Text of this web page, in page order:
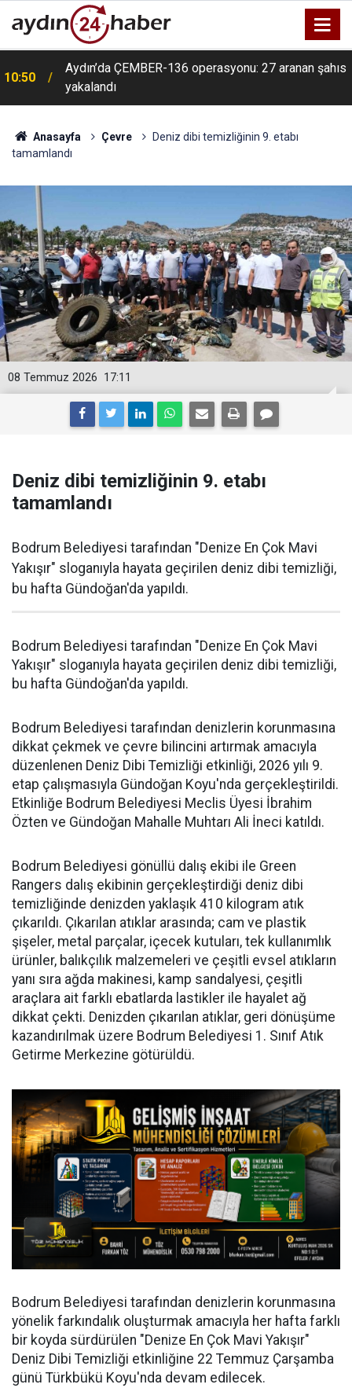
10:50
Aydın’da ÇEMBER-136 operasyonu: 27 aranan şahıs
yakalandı
Anasayfa Çevre
Deniz dibi temizliğinin 9. etabı
tamamlandı
17:11
08 Temmuz 2026
Deniz dibi temizliğinin 9. etabı
tamamlandı
Bodrum Belediyesi tarafından "Denize En Çok Mavi
Yakışır" sloganıyla hayata geçirilen deniz dibi temizliği,
bu hafta Gündoğan'da yapıldı.
Bodrum Belediyesi tarafından "Denize En Çok Mavi
Yakışır" sloganıyla hayata geçirilen deniz dibi temizliği,
bu hafta Gündoğan'da yapıldı.
Bodrum Belediyesi tarafından denizlerin korunmasına
dikkat çekmek ve çevre bilincini artırmak amacıyla
düzenlenen Deniz Dibi Temizliği etkinliği, 2026 yılı 9.
etap çalışmasıyla Gündoğan Koyu'nda gerçekleştirildi.
Etkinliğe Bodrum Belediyesi Meclis Üyesi İbrahim
Özten ve Gündoğan Mahalle Muhtarı Ali İneci katıldı.
Bodrum Belediyesi gönüllü dalış ekibi ile Green
Rangers dalış ekibinin gerçekleştirdiği deniz dibi
temizliğinde denizden yaklaşık 410 kilogram atık
çıkarıldı. Çıkarılan atıklar arasında; cam ve plastik
şişeler, metal parçalar, içecek kutuları, tek kullanımlık
ürünler, balıkçılık malzemeleri ve çeşitli evsel atıkların
yanı sıra ağda makinesi, kamp sandalyesi, çeşitli
araçlara ait farklı ebatlarda lastikler ile hayalet ağ
dikkat çekti. Denizden çıkarılan atıklar, geri dönüşüme
kazandırılmak üzere Bodrum Belediyesi 1. Sınıf Atık
Getirme Merkezine götürüldü.
Bodrum Belediyesi tarafından denizlerin korunmasına
yönelik farkındalık oluşturmak amacıyla her hafta farklı
bir koyda sürdürülen "Denize En Çok Mavi Yakışır"
Deniz Dibi Temizliği etkinliğine 22 Temmuz Çarşamba
günü Türkbükü Koyu'nda devam edilecek.